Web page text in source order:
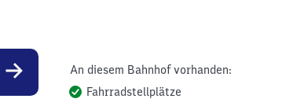
An diesem Bahnhof vorhanden:
Fahrradstellplätze